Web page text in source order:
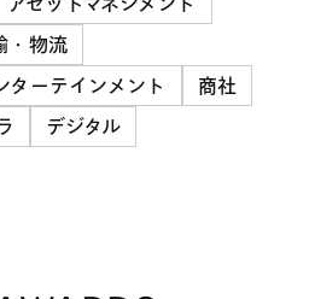
・物流
ターテインメント
商社
デジタル